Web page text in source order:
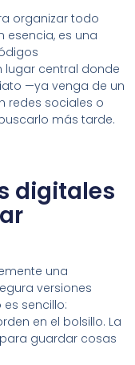
organizar todo
esencia, es una
lugar central donde
—ya venga de un
redes sociales o
más tarde.
digitales
una
versiones
sencillo:
en el bolsillo. La
guardar cosas